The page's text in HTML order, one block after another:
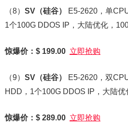
（8） SV （硅谷）
E5-2620，单
1个100G DDOS IP，大陆优化，
惊爆价：$ 199.00 立即抢购
（9） SV （硅谷）
E5-2620，双
HDD，1个100G DDOS IP，大陆优
惊爆价：$ 289.00 立即抢购